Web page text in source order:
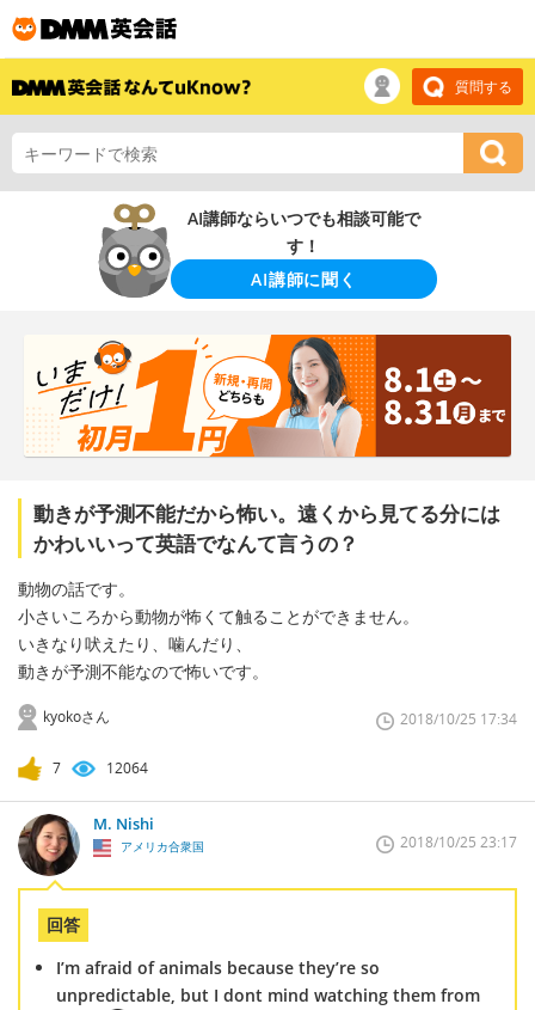
質問する
AI講師ならいつでも相談可能で
す！
AI講師に聞く
動きが予測不能だから怖い。遠くから見てる分には
かわいいって英語でなんて言うの？
動物の話です。
小さいころから動物が怖くて触ることができません。
いきなり吠えたり、噛んだり、
動きが予測不能なので怖いです。
kyokoさん 2018/10/25 17:34
7 12064
M. Nishi
アメリカ合衆国 2018/10/25 23:17
回答
I’m afraid of animals because they’re so
unpredictable, but I dont mind watching them from